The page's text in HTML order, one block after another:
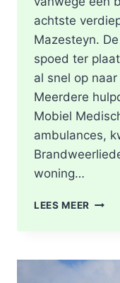
achtste
Mazesteyn.
spoed ter
al snel op naar
Meerdere
Mobiel
ambulances,
woning…
LEES MEER DODE